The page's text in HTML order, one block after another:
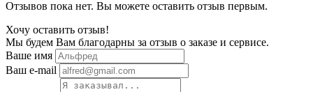
Отзывов пока нет. Вы можете оставить отзыв первым.
Хочу оставить отзыв!
Мы будем Вам благодарны за отзыв о заказе и сервисе.
Ваше имя
Ваш e-mail